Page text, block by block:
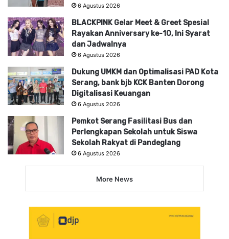
6 Agustus 2026
BLACKPINK Gelar Meet & Greet Spesial
Rayakan Anniversary ke-10, Ini Syarat
dan Jadwalnya
6 Agustus 2026
Dukung UMKM dan Optimalisasi PAD Kota
Serang, bank bjb KCK Banten Dorong
Digitalisasi Keuangan
6 Agustus 2026
Pemkot Serang Fasilitasi Bus dan
Perlengkapan Sekolah untuk Siswa
Sekolah Rakyat di Pandeglang
6 Agustus 2026
More News